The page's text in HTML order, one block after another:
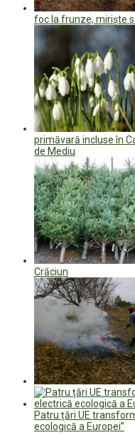
foc la frunze, miriște
primăvară incluse în
de Mediu
Crăciun
Patru țări UE
ecologică a Europei”